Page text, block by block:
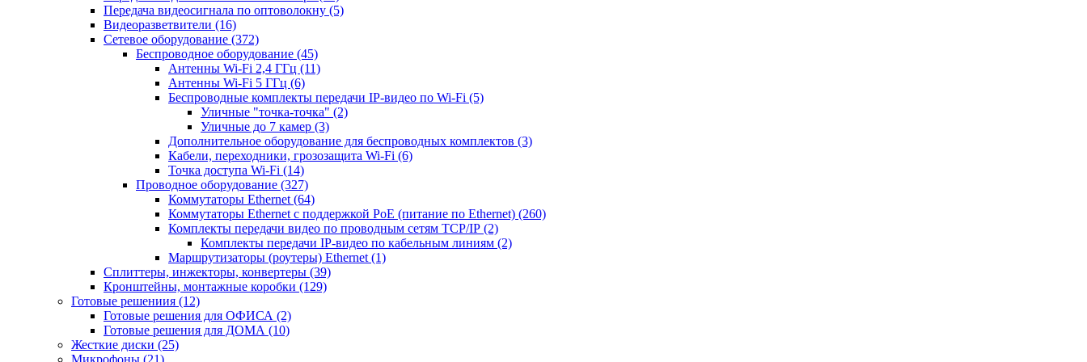
Передача видеосигнала по оптоволокну (5)
Видеоразветвители (16)
Сетевое оборудование (372)
Беспроводное оборудование (45)
Антенны Wi-Fi 2,4 ГГц (11)
Антенны Wi-Fi 5 ГГц (6)
Беспроводные комплекты передачи IP-видео по Wi-Fi (5)
Уличные "точка-точка" (2)
Уличные до 7 камер (3)
Дополнительное оборудование для беспроводных комплектов (3)
Кабели, переходники, грозозащита Wi-Fi (6)
Точка доступа Wi-Fi (14)
Проводное оборудование (327)
Коммутаторы Ethernet (64)
Коммутаторы Ethernet с поддержкой PoE (питание по Ethernet) (260)
Комплекты передачи видео по проводным сетям TCP/IP (2)
Комплекты передачи IP-видео по кабельным линиям (2)
Маршрутизаторы (роутеры) Ethernet (1)
Сплиттеры, инжекторы, конвертеры (39)
Кронштейны, монтажные коробки (129)
Готовые решениия (12)
Готовые решения для ОФИСА (2)
Готовые решения для ДОМА (10)
Жесткие диски (25)
Микрофоны (21)